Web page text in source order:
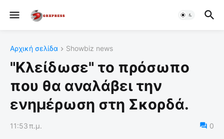
Αρχική σελίδα Showbiz news
"Κλείδωσε" το πρόσωπο
που θα αναλάβει την
ενημέρωση στη Σκορδά.
11:53 π.μ. 0